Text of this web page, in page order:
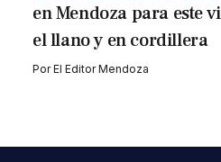
en Mendoza para este
el llano y en cordillera
PorEl Editor Mendoza